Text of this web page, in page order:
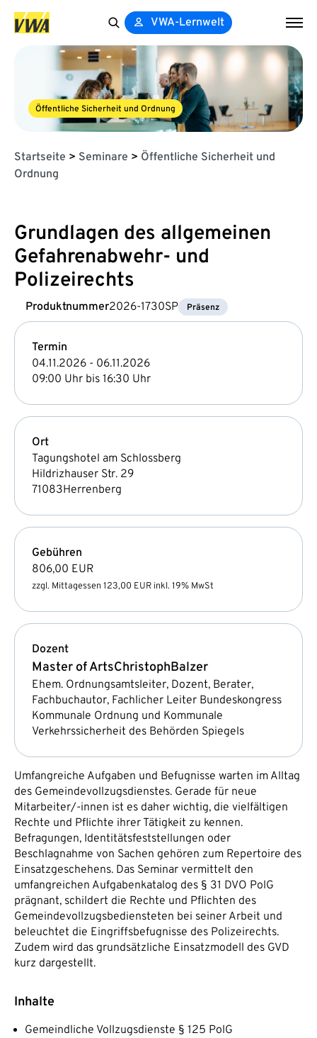
for:
VWA-Lernwelt
Öffentliche Sicherheit und Ordnung
Startseite > Seminare > Öffentliche Sicherheit und
Ordnung
Grundlagen des allgemeinen
Gefahrenabwehr- und
Polizeirechts
Produktnummer2026-1730SP Präsenz
Termin
04.11.2026 - 06.11.2026
09:00 Uhr bis 16:30 Uhr
Ort
Tagungshotel am Schlossberg
Hildrizhauser Str. 29
71083Herrenberg
Gebühren
806,00 EUR
zzgl. Mittagessen 123,00 EUR inkl. 19% MwSt
Dozent
Master of ArtsChristophBalzer
Ehem. Ordnungsamtsleiter, Dozent, Berater,
Fachbuchautor, Fachlicher Leiter Bundeskongress
Kommunale Ordnung und Kommunale
Verkehrssicherheit des Behörden Spiegels
Umfangreiche Aufgaben und Befugnisse warten im Alltag
des Gemeindevollzugsdienstes. Gerade für neue
Mitarbeiter/-innen ist es daher wichtig, die vielfältigen
Rechte und Pflichte ihrer Tätigkeit zu kennen.
Befragungen, Identitätsfeststellungen oder
Beschlagnahme von Sachen gehören zum Repertoire des
Einsatzgeschehens. Das Seminar vermittelt den
umfangreichen Aufgabenkatalog des § 31 DVO PolG
prägnant, schildert die Rechte und Pflichten des
Gemeindevollzugsbediensteten bei seiner Arbeit und
beleuchtet die Eingriffsbefugnisse des Polizeirechts.
Zudem wird das grundsätzliche Einsatzmodell des GVD
kurz dargestellt.
Inhalte
Gemeindliche Vollzugsdienste § 125 PolG